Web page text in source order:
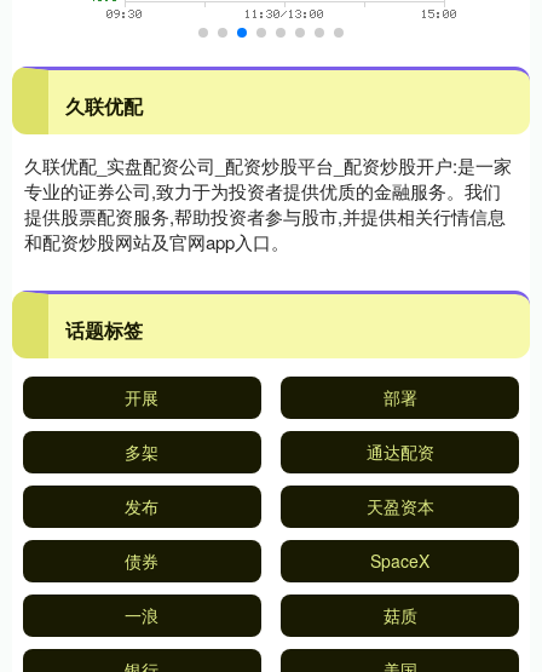
久联优配
久联优配_实盘配资公司_配资炒股平台_配资炒股开户:是一家
专业的证券公司,致力于为投资者提供优质的金融服务。我们
提供股票配资服务,帮助投资者参与股市,并提供相关行情信息
和配资炒股网站及官网app入口。
话题标签
开展 部署
多架 通达配资
发布 天盈资本
债券 SpaceX
一浪 菇质